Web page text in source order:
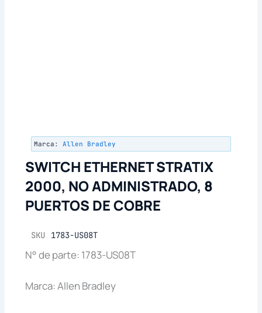
Marca: Allen Bradley
SWITCH ETHERNET STRATIX
2000, NO ADMINISTRADO, 8
PUERTOS DE COBRE
SKU 1783-US08T
N° de parte: 1783-US08T
Marca: Allen Bradley